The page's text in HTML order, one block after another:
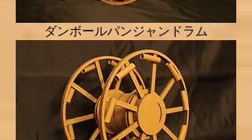
ダンボールパンジャンドラム